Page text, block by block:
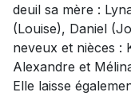
deuil sa mère :
(Louise), Daniel
neveux et nièces :
Alexandre et
Elle laisse